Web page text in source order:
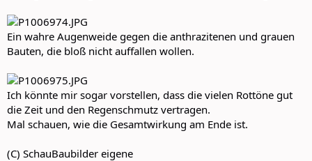
Ein wahre Augenweide gegen die anthrazitenen und grauen
Bauten, die bloß nicht auffallen wollen.
Ich könnte mir sogar vorstellen, dass die vielen Rottöne gut
die Zeit und den Regenschmutz vertragen.
Mal schauen, wie die Gesamtwirkung am Ende ist.
(C) SchauBaubilder eigene